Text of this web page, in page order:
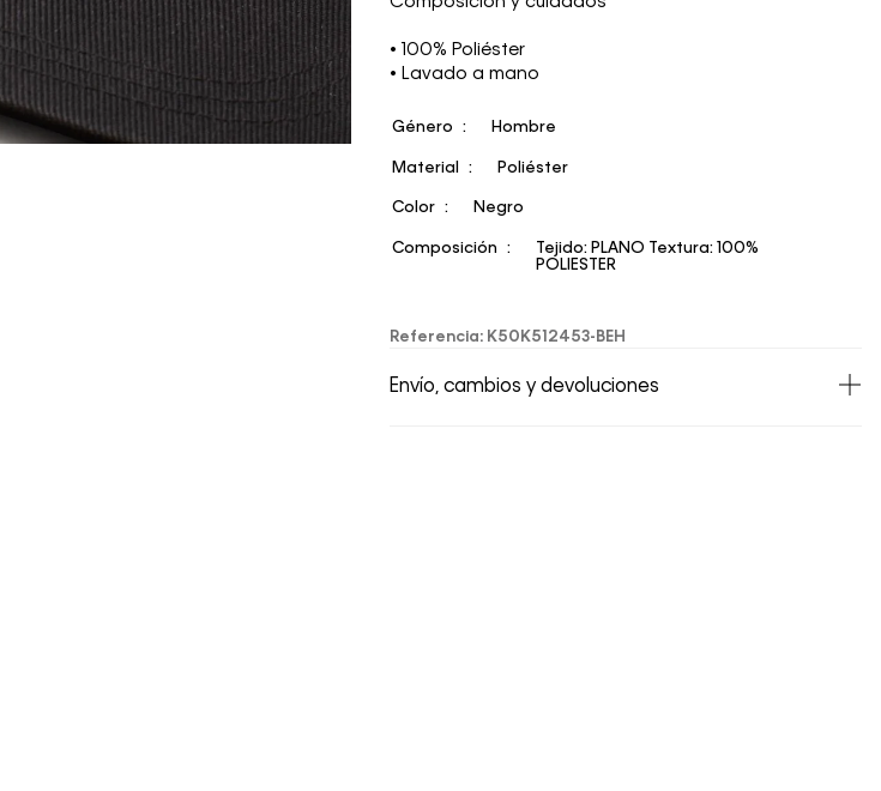
• 100% Poliéster
• Lavado a mano
Género Hombre
Material Poliéster
Color Negro
Composición
Tejido: PLANO Textura: 100%
POLIESTER
Referencia: K50K512453-BEH
Envío, cambios y devoluciones